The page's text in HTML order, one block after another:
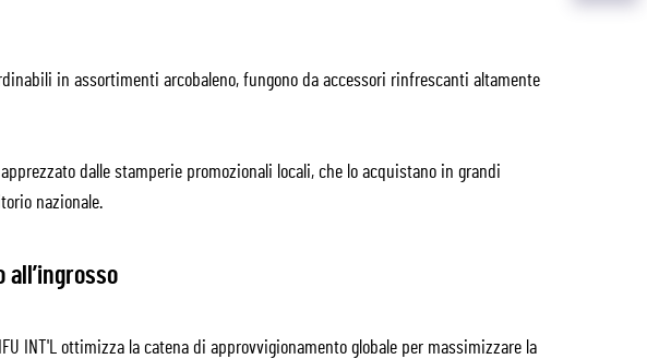
in assortimenti arcobaleno, fungono da accessori rinfrescanti altamente
dalle stamperie promozionali locali, che lo acquistano in grandi
nazionale.
all’ingrosso
INT'L ottimizza la catena di approvvigionamento globale per massimizzare la